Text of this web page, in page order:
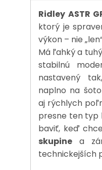
Ridley ASTR
ktorý je
výkon – nie
Má ľahký a tuhý
stabilnú
nastavený
naplno na
aj rýchlych
presne ten typ
baviť, keď
skupine a
technickejších